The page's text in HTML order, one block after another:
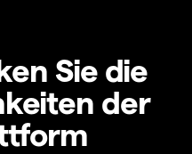
Sie die
der